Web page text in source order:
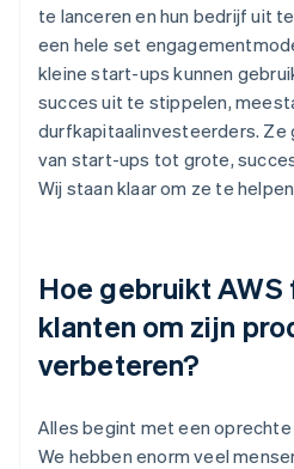
te lanceren en hun bedrijf uit
een hele set
kleine start-ups kunnen
succes uit te stippelen,
durfkapitaalinvesteerders. Ze
van start-ups tot grote,
Wij staan klaar om ze te
Hoe gebruikt AWS
klanten om zijn
verbeteren?
Alles begint met een
We hebben enorm veel